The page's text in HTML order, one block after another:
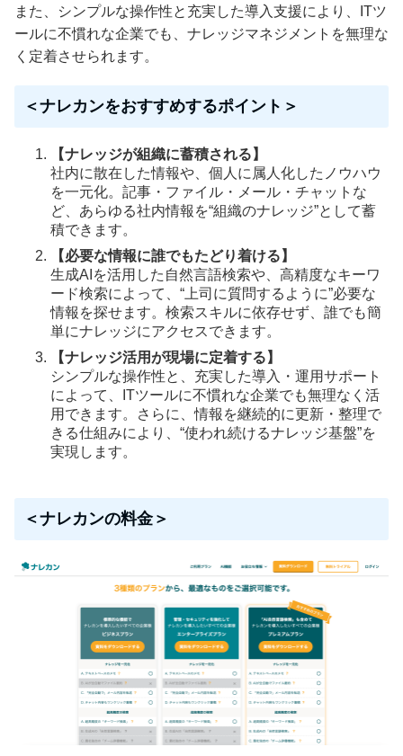
また、シンプルな操作性と充実した導入支援により、ITツ
ールに不慣れな企業でも、ナレッジマネジメントを無理な
く定着させられます。
＜ナレカンをおすすめするポイント＞
【ナレッジが組織に蓄積される】
社内に散在した情報や、個人に属人化したノウハウ
を一元化。記事・ファイル・メール・チャットな
ど、あらゆる社内情報を“組織のナレッジ”として蓄
積できます。
【必要な情報に誰でもたどり着ける】
生成AIを活用した自然言語検索や、高精度なキーワ
ード検索によって、“上司に質問するように”必要な
情報を探せます。検索スキルに依存せず、誰でも簡
単にナレッジにアクセスできます。
【ナレッジ活用が現場に定着する】
シンプルな操作性と、充実した導入・運用サポート
によって、ITツールに不慣れな企業でも無理なく活
用できます。さらに、情報を継続的に更新・整理で
きる仕組みにより、“使われ続けるナレッジ基盤”を
実現します。
＜ナレカンの料金＞